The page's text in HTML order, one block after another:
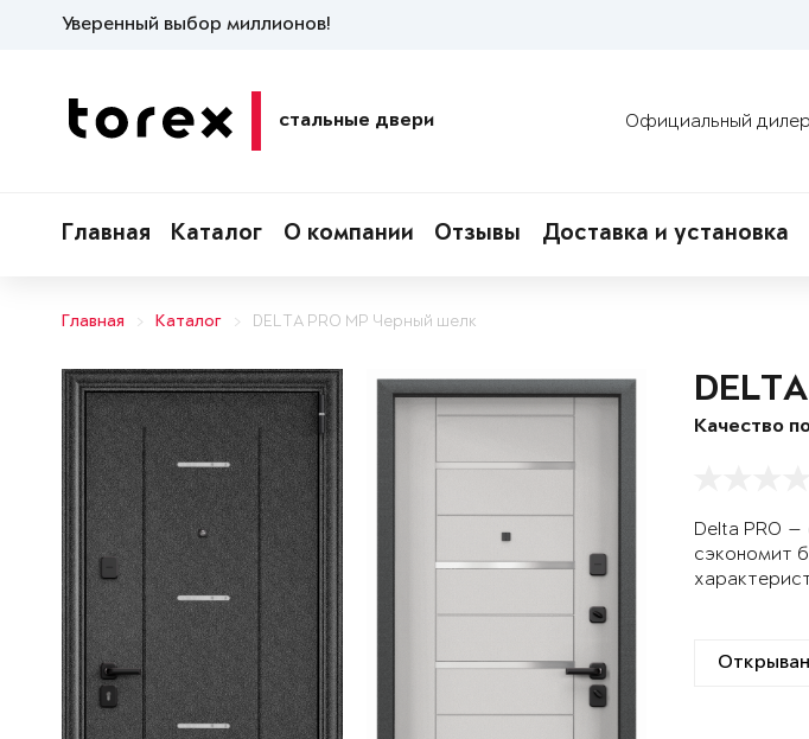
Уверенный выбор миллионов!
стальные двери Официальный
Главная Каталог О компании Отзывы Доставка и установка
Главная Каталог DELTA PRO MP Черный шелк
Качество
Delta PRO
сэкономит